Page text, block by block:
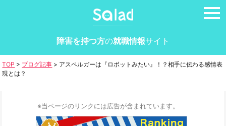
障害を持つ方の就職情報サイト
TOP > ブログ記事 > アスペルガーは『ロボットみたい』！？相手に伝わる感情表
現とは？
※当ページのリンクには広告が含まれています。